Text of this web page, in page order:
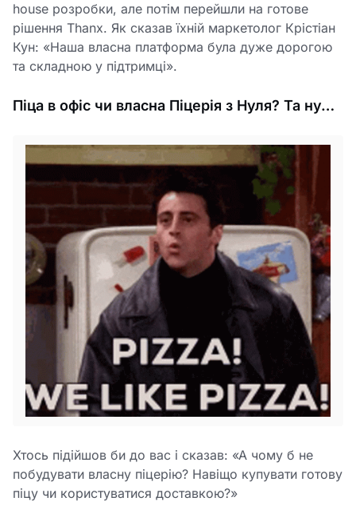
house розробки, але потім перейшли на готове
рішення Thanx. Як сказав їхній маркетолог Крістіан
Кун: «Наша власна платформа була дуже дорогою
та складною у підтримці».
Піца в офіс чи власна Піцерія з Нуля? Та ну…
Хтось підійшов би до вас і сказав: «А чому б не
побудувати власну піцерію? Навіщо купувати готову
піцу чи користуватися доставкою?»